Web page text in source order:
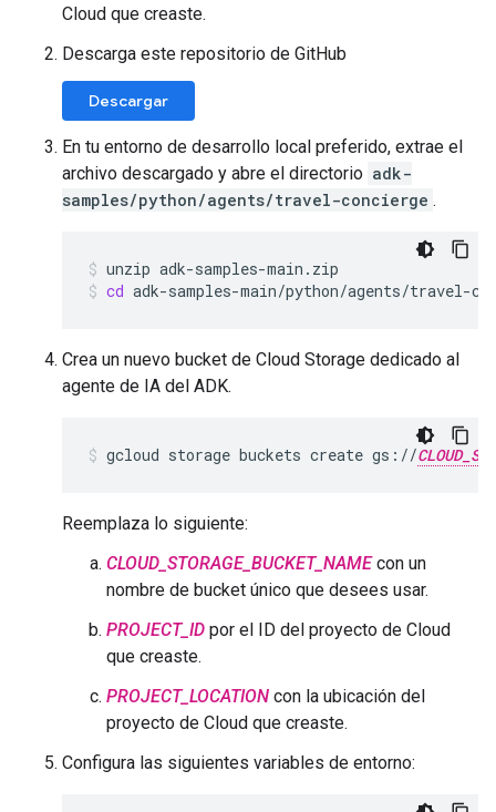
Cloud que creaste.
Descarga este repositorio de GitHub
Descargar
En tu entorno de desarrollo local preferido, extrae el
archivo descargado y abre el directorio adk-
samples/python/agents/travel-concierge .
unzip adk-samples-main.zip
cd adk-samples-main/python/agents/travel-
Crea un nuevo bucket de Cloud Storage dedicado al
agente de IA del ADK.
gcloud storage buckets create gs://
Reemplaza lo siguiente:
CLOUD_STORAGE_BUCKET_NAMEcon un
nombre de bucket único que desees usar.
PROJECT_ID por el ID del proyecto de Cloud
que creaste.
PROJECT_LOCATION con la ubicación del
proyecto de Cloud que creaste.
Configura las siguientes variables de entorno: